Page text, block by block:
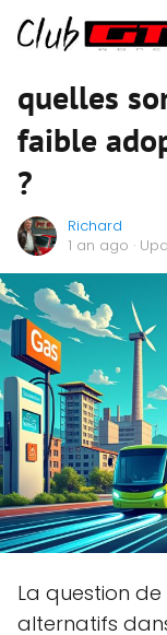
quelles
faible
?
Richard
1 an ago ·
La question
alternatifs